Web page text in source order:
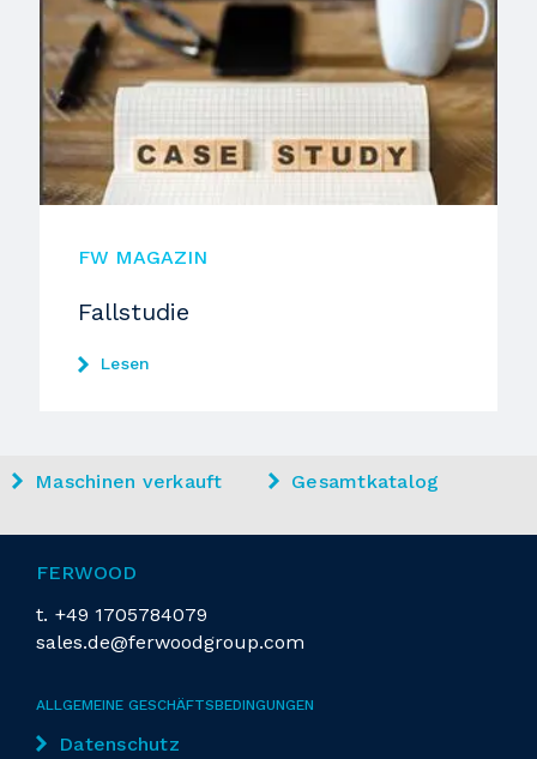
FW MAGAZIN
Fallstudie
Lesen
Maschinen verkauft Gesamtkatalog
FERWOOD
t. +49 1705784079
sales.de@ferwoodgroup.com
ALLGEMEINE GESCHÄFTSBEDINGUNGEN
Datenschutz